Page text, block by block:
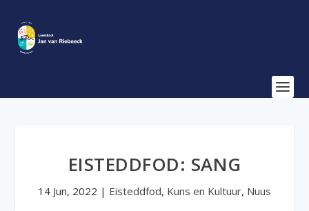
EISTEDDFOD: SANG
14 Jun, 2022 | Eisteddfod, Kuns en Kultuur, Nuus